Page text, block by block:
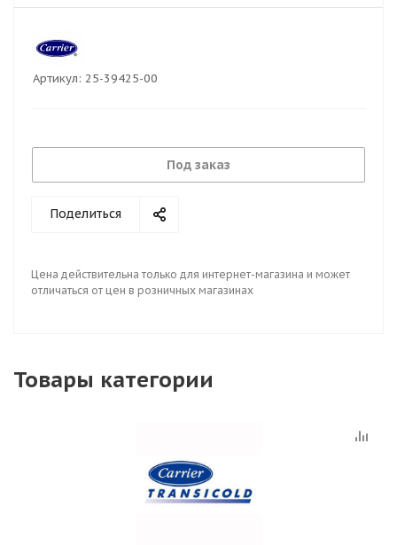
Артикул: 25-39425-00
Под заказ
Поделиться
Цена действительна только для интернет-магазина и может
отличаться от цен в розничных магазинах
Товары категории